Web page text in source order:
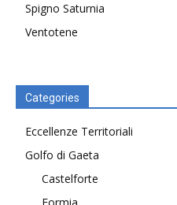
Spigno Saturnia
Ventotene
Categories
Eccellenze Territoriali
Golfo di Gaeta
Castelforte